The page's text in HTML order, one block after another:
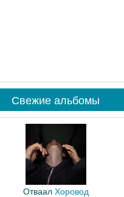
Свежие альбомы
Отваал Хоровод